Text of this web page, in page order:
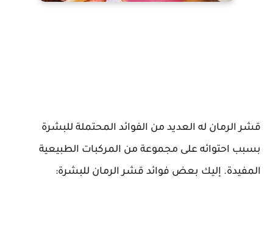
قشر الرمان له العديد من الفوائد المحتملة للبشرة
بسبب احتوائه على مجموعة من المركبات الطبيعية
المفيدة. إليك بعض فوائد قشر الرمان للبشرة: